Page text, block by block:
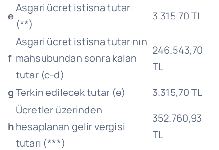
e
Asgari ücret istisna tutarı
(**)
3.315,70 TL
f
Asgari ücret istisna tutarının
mahsubundan sonra kalan
tutar (c-d)
246.543,70
TL
gTerkin edilecek tutar (e) 3.315,70 TL
h
Ücretler üzerinden
hesaplanan gelir vergisi
tutarı (***)
352.760,93
TL